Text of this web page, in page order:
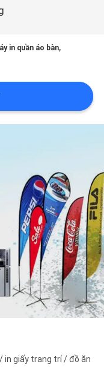
in quần áo bàn,
in giấy trang trí / đồ ăn